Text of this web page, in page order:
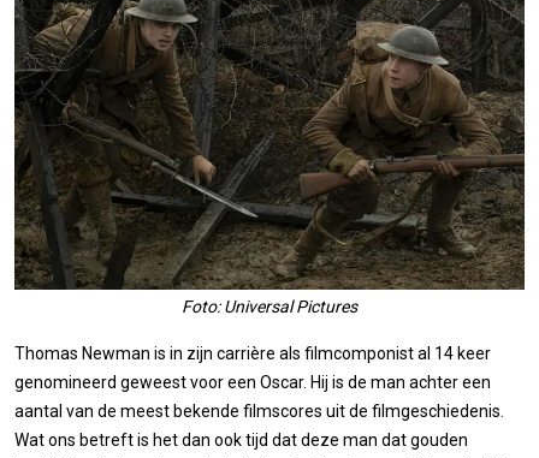
Foto: Universal Pictures
Thomas Newman is in zijn carrière als filmcomponist al 14 keer
genomineerd geweest voor een Oscar. Hij is de man achter een
aantal van de meest bekende filmscores uit de filmgeschiedenis.
Wat ons betreft is het dan ook tijd dat deze man dat gouden